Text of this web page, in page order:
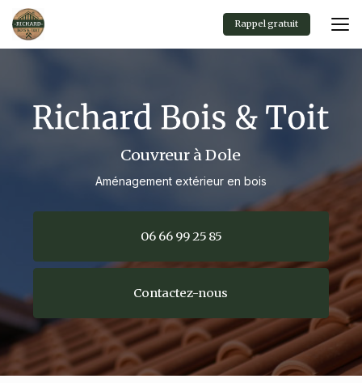
Aller
au
contenu
Rappel gratuit
Couvreur à Dole
Aménagement extérieur en bois
06 66 99 25 85
Contactez-nous